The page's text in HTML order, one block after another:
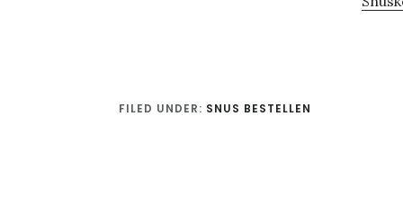
FILED UNDER: SNUS BESTELLEN